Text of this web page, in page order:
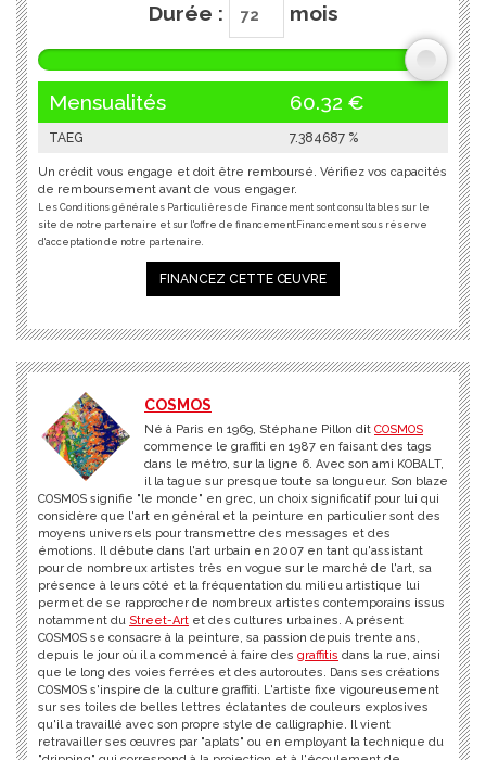
Durée : mois
Mensualités 60.32 €
TAEG 7.384687 %
Un crédit vous engage et doit être remboursé. Vérifiez vos capacités
de remboursement avant de vous engager.
Les Conditions générales Particulières de Financement sont consultables sur le
site de notre partenaire et sur l'offre de financement.Financement sous réserve
d'acceptation de notre partenaire.
FINANCEZ CETTE ŒUVRE
COSMOS
Né à Paris en 1969, Stéphane Pillon dit COSMOS
commence le graffiti en 1987 en faisant des tags
dans le métro, sur la ligne 6. Avec son ami KOBALT,
il la tague sur presque toute sa longueur. Son blaze
COSMOS signifie "le monde" en grec, un choix significatif pour lui qui
considère que l'art en général et la peinture en particulier sont des
moyens universels pour transmettre des messages et des
émotions. Il débute dans l'art urbain en 2007 en tant qu'assistant
pour de nombreux artistes très en vogue sur le marché de l'art, sa
présence à leurs côté et la fréquentation du milieu artistique lui
permet de se rapprocher de nombreux artistes contemporains issus
notamment du Street-Art et des cultures urbaines. A présent
COSMOS se consacre à la peinture, sa passion depuis trente ans,
depuis le jour où il a commencé à faire des graffitis dans la rue, ainsi
que le long des voies ferrées et des autoroutes. Dans ses créations
COSMOS s'inspire de la culture graffiti. L'artiste fixe vigoureusement
sur ses toiles de belles lettres éclatantes de couleurs explosives
qu'il a travaillé avec son propre style de calligraphie. Il vient
retravailler ses œuvres par "aplats" ou en employant la technique du